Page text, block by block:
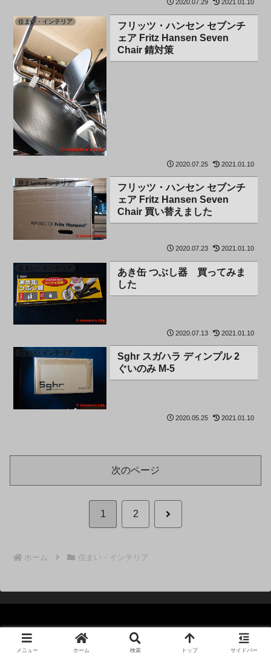
2020.07.29 2021.01.10
住まい・インテリア
フリッツ・ハンセン セブンチ
ェア Fritz Hansen Seven
Chair 錆対策
2020.07.25 2021.01.10
住まい・インテリア
フリッツ・ハンセン セブンチ
ェア Fritz Hansen Seven
Chair 買い替えました
2020.07.23 2021.01.10
住まい・インテリア
あき缶 つぶし器 買ってみま
した
2020.07.13 2021.01.10
住まい・インテリア
Sghr スガハラ ディンプル 2
ぐいのみ M-5
2020.05.25 2021.01.10
次のページ
1 2 次
ホーム 住まい・インテリア
© 2004 chandra's Life.
メニュー ホーム 検索 トップ サイドバー